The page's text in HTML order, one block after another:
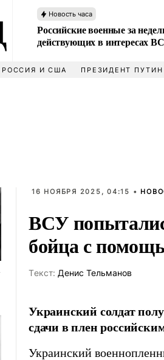
Новость часа
Российские военные за
действующих в интересах
РОССИЯ И США ПРЕЗИДЕНТ ПУТИН
16 НОЯБРЯ 2025, 04:15 •
ВСУ
бойца с
Tекст: Денис Тельманов
Украинский солдат
сдачи в плен
Украинский